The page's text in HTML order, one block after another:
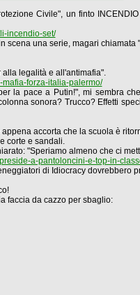
Civile", un finto
incendio-set/
scena una serie, magari
alla legalità e all'antimafia".
forza-italia-palermo/
la pace a Putin!", mi sembra
sonora? Trucco? Effetti
accorta che la scuola è
corte e sandali.
"Speriamo almeno che ci
a-pantoloncini-e-top-in-
di Idiocracy dovrebbero
faccia da cazzo per sbaglio: